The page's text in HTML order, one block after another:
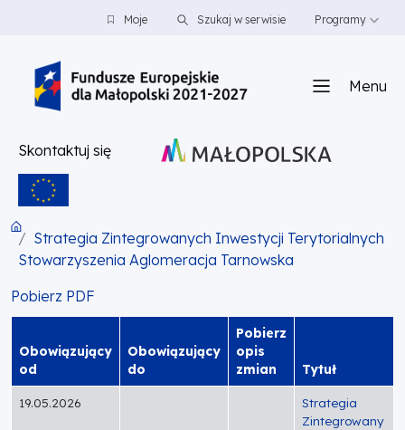
PRZEJDŹ DO TREŚCI
PRZEJDŹ DO MENUMoje Szukaj w serwisie Programy
Menu
Skontaktuj się
Strategia Zintegrowanych Inwestycji Terytorialnych
Stowarzyszenia Aglomeracja Tarnowska
Pobierz PDF
Obowiązujący
od
Obowiązujący
do
Pobierz
opis
zmian
Tytuł
19.05.2026
Strategia
Zintegrowany